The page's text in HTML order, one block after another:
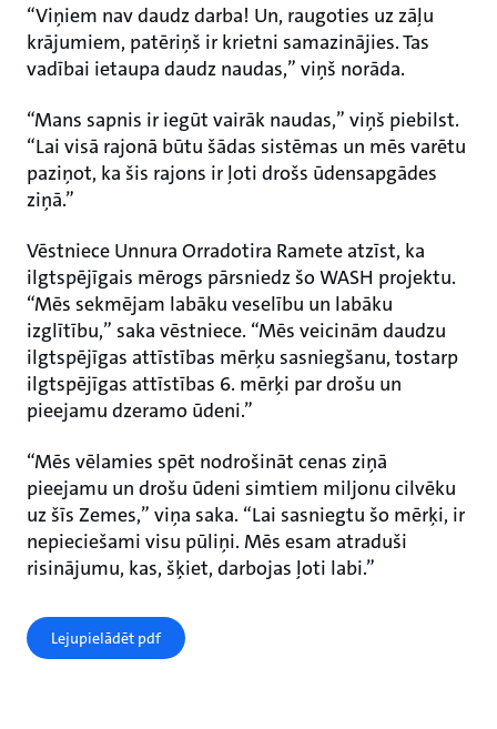
“Viņiem nav daudz darba! Un, raugoties uz zāļu
krājumiem, patēriņš ir krietni samazinājies. Tas
vadībai ietaupa daudz naudas,” viņš norāda.
“Mans sapnis ir iegūt vairāk naudas,” viņš piebilst.
“Lai visā rajonā būtu šādas sistēmas un mēs varētu
paziņot, ka šis rajons ir ļoti drošs ūdensapgādes
ziņā.”
Vēstniece Unnura Orradotira Ramete atzīst, ka
ilgtspējīgais mērogs pārsniedz šo WASH projektu.
“Mēs sekmējam labāku veselību un labāku
izglītību,” saka vēstniece. “Mēs veicinām daudzu
ilgtspējīgas attīstības mērķu sasniegšanu, tostarp
ilgtspējīgas attīstības 6. mērķi par drošu un
pieejamu dzeramo ūdeni.”
“Mēs vēlamies spēt nodrošināt cenas ziņā
pieejamu un drošu ūdeni simtiem miljonu cilvēku
uz šīs Zemes,” viņa saka. “Lai sasniegtu šo mērķi, ir
nepieciešami visu pūliņi. Mēs esam atraduši
risinājumu, kas, šķiet, darbojas ļoti labi.”
Lejupielādēt pdf